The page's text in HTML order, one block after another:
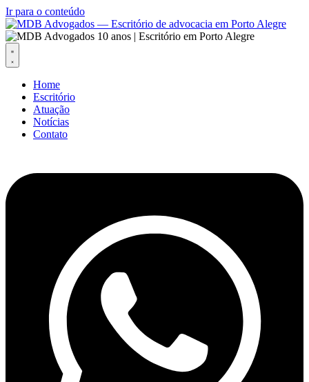
Ir para o conteúdo
Home
Escritório
Atuação
Notícias
Contato